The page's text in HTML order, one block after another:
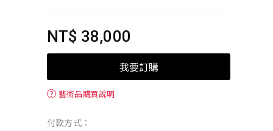
NT$ 38,000
我要訂購
？ 藝術品購買說明
付款方式：